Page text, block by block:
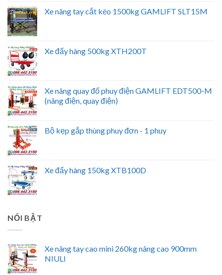
Xe nâng tay cắt kéo 1500kg GAMLIFT SLT15M
Xe đẩy hàng 500kg XTH200T
Xe nâng quay đổ phuy điện GAMLIFT EDT500-M
(nâng điện, quay điện)
Bộ kẹp gắp thùng phuy đơn - 1 phuy
Xe đẩy hàng 150kg XTB100D
NỔI BẬT
Xe nâng tay cao mini 260kg nâng cao 900mm
NIULI